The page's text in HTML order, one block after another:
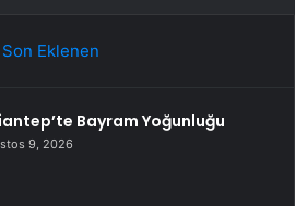
Son Eklenen
Bayram Yoğunluğu
9, 2026